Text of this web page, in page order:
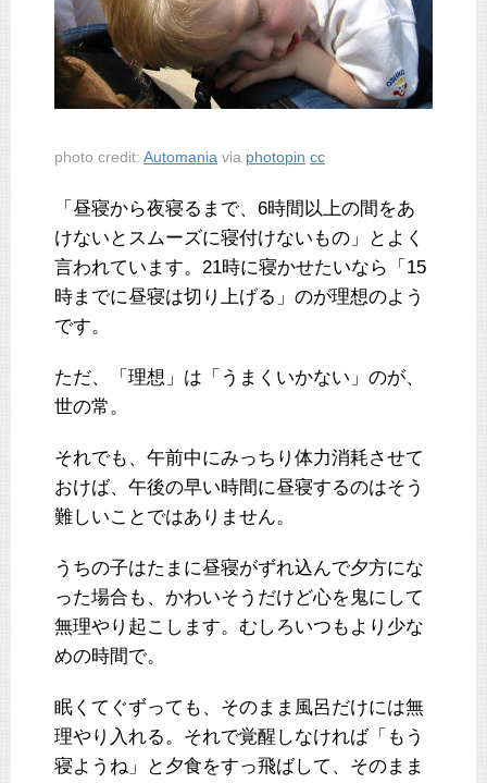
photo credit: Automania via photopin cc
「昼寝から夜寝るまで、6時間以上の間をあ
けないとスムーズに寝付けないもの」とよく
言われています。21時に寝かせたいなら「15
時までに昼寝は切り上げる」のが理想のよう
です。
ただ、「理想」は「うまくいかない」のが、
世の常。
それでも、午前中にみっちり体力消耗させて
おけば、午後の早い時間に昼寝するのはそう
難しいことではありません。
うちの子はたまに昼寝がずれ込んで夕方にな
った場合も、かわいそうだけど心を鬼にして
無理やり起こします。むしろいつもより少な
めの時間で。
眠くてぐずっても、そのまま風呂だけには無
理やり入れる。それで覚醒しなければ「もう
寝ようね」と夕食をすっ飛ばして、そのまま